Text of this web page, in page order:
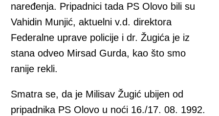
naređenja. Pripadnici tada PS Olovo bili su
Vahidin Munjić, aktuelni v.d. direktora
Federalne uprave policije i dr. Žugića je iz
stana odveo Mirsad Gurda, kao što smo
ranije rekli.
Smatra se, da je Milisav Žugić ubijen od
pripadnika PS Olovo u noći 16./17. 08. 1992.